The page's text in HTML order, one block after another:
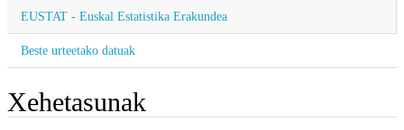
EUSTAT - Euskal Estatistika Erakundea
Beste urteetako datuak
Xehetasunak